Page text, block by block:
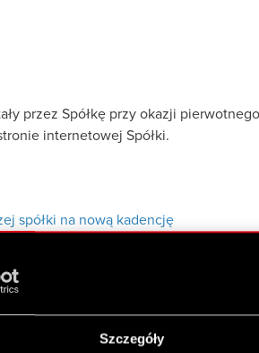
Szczegóły
przez Spółkę przy okazji
internetowej Spółki.
spółki na nową kadencję